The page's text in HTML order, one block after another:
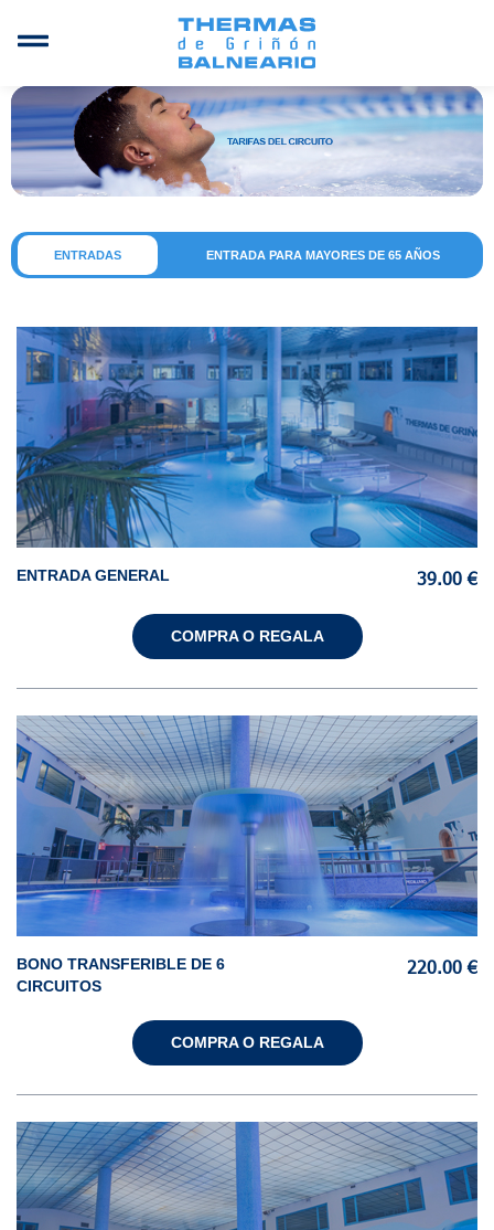
ENTRADAS ENTRADA PARA MAYORES DE 65 AÑOS
ENTRADA GENERAL 39.00 €
COMPRA O REGALA
BONO TRANSFERIBLE DE 6
CIRCUITOS
220.00 €
COMPRA O REGALA